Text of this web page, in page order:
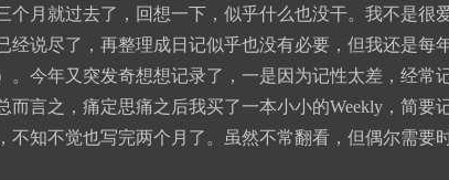
个月就过去了，回想一下，似乎什么也没干。我不是很
经说尽了，再整理成日记似乎也没有必要，但我还是每
。今年又突发奇想想记录了，一是因为记性太差，经常
而言之，痛定思痛之后我买了一本小小的Weekly，简要
不知不觉也写完两个月了。虽然不常翻看，但偶尔需要